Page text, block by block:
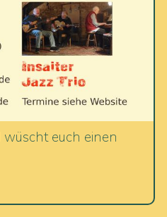
wüscht euch einen